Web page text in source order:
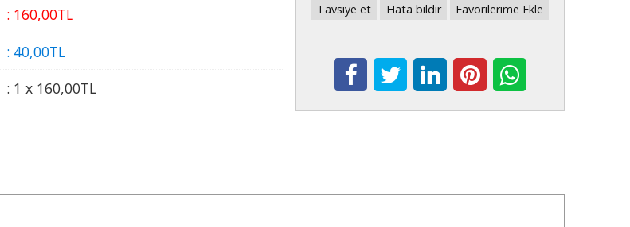
: 160,00TL
: 40,00TL
: 1 x 160,00TL
Tavsiye et Hata bildir Favorilerime Ekle